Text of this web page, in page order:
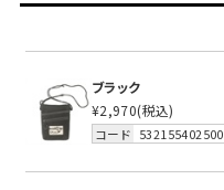
ブラック
¥2,970(税込)
コード 532155402500